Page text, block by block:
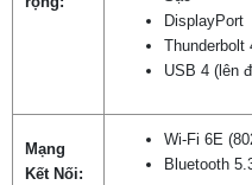
DisplayPort
Thunderbolt
USB 4 (lên
Mạng
Kết Nối:
Wi-Fi 6E
Bluetooth